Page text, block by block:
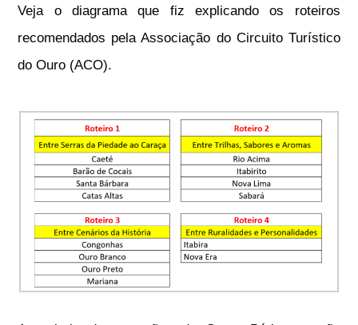
Veja o diagrama que fiz explicando os roteiros
recomendados pela Associação do Circuito Turístico
do Ouro (ACO).